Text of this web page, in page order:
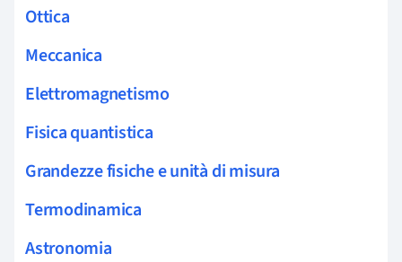
Ottica
Meccanica
Elettromagnetismo
Fisica quantistica
Grandezze fisiche e unità di misura
Termodinamica
Astronomia